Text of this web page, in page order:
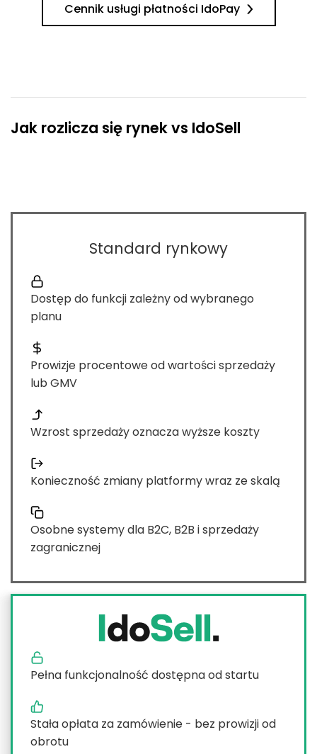
Cennik usługi płatności IdoPay
Jak rozlicza się rynek vs IdoSell
Standard rynkowy
Dostęp do funkcji zależny od wybranego
planu
Prowizje procentowe od wartości sprzedaży
lub GMV
Wzrost sprzedaży oznacza wyższe koszty
Konieczność zmiany platformy wraz ze skalą
Osobne systemy dla B2C, B2B i sprzedaży
zagranicznej
Pełna funkcjonalność dostępna od startu
Stała opłata za zamówienie - bez prowizji od
obrotu